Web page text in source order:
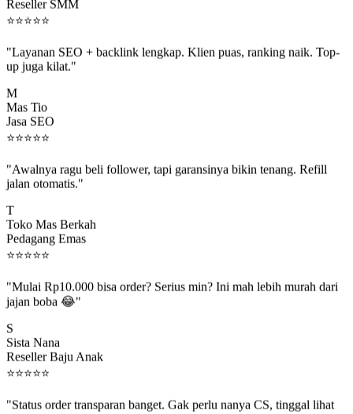
⭐⭐⭐⭐⭐
up juga kilat."
Mas Tio
Jasa SEO
⭐⭐⭐⭐⭐
jalan otomatis."
Toko Mas Berkah
Pedagang Emas
⭐⭐⭐⭐⭐
jajan boba 😂"
Sista Nana
Reseller Baju Anak
⭐⭐⭐⭐⭐
dashboard."